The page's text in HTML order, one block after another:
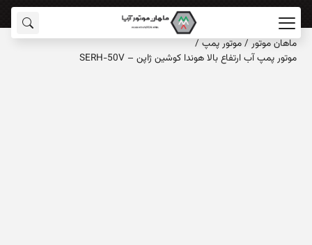
ماهان‌ موتور /موتور پمپ/
موتور پمپ آب ارتفاع بالا هوندا کوشین ژاپن – SERH-50V